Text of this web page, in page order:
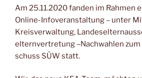
Am 25.11.2020 fan­den im Rah­men
Online-Info­ver­an­stal­tung – unter
Kreis­ver­wal­tung,
el­tern­ver­tre­tung –Nach­wah­len
schuss SÜW statt.